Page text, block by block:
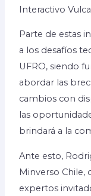
Interactivo
Parte de estas
a los desafíos
UFRO, siendo
abordar las
cambios con
las
brindará a la
Ante esto,
Minverso Chile,
expertos